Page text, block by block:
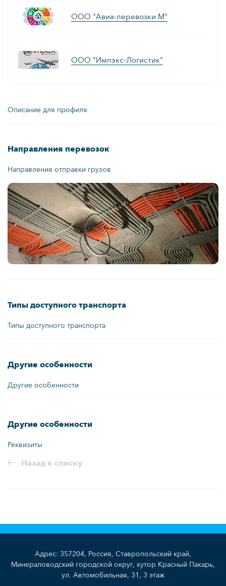
Описание для профиля
Направления перевозок
Направления отправки грузов
Типы доступного транспорта
Типы доступного транспорта
Другие особенности
Другие особенности
Другие особенности
Реквизиты
Назад к списку
ООО "Авиа-перевозки М"
ООО "Импэкс-Логистик"
Адрес: 357204, Россия, Ставропольский край,
Минераловодский городской округ, хутор Красный Пахарь,
ул. Автомобильная, 31, 3 этаж